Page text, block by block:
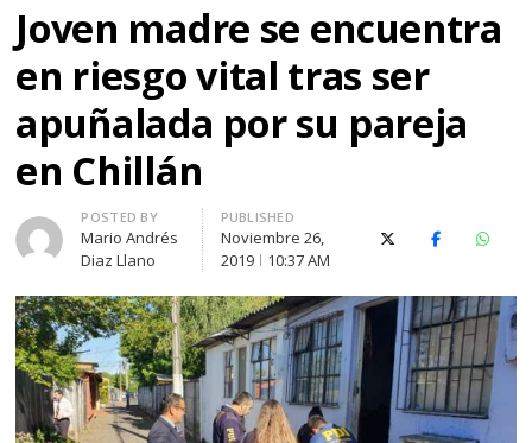
Joven madre se encuentra
en riesgo vital tras ser
apuñalada por su pareja
en Chillán
Author
POSTED BY
Mario Andrés
Diaz Llano
PUBLISHED
Noviembre 26,
2019
10:37 AM
X (Twitter)Facebook